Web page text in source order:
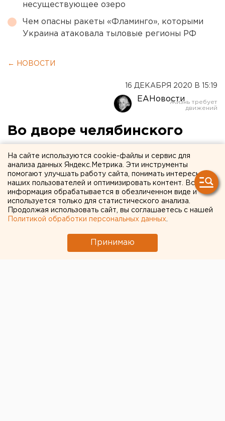
несуществующее озеро
Чем опасны ракеты «Фламинго», которыми
Украина атаковала тыловые регионы РФ
← НОВОСТИ
16 ДЕКАБРЯ 2020 В 15:19
ЕАНовости
Во дворе челябинского
дома устроили свалку
строительного мусора
На сайте используются cookie-файлы и сервис для
анализа данных Яндекс.Метрика. Эти инструменты
помогают улучшать работу сайта, понимать интересы
наших пользователей и оптимизировать контент. Вся
информация обрабатывается в обезличенном виде и
используется только для статистического анализа.
Продолжая использовать сайт, вы соглашаетесь с нашей
Политикой обработки персональных данных
Принимаю